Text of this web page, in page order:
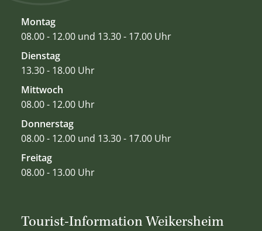
Montag
08.00 - 12.00 und 13.30 - 17.00 Uhr
Dienstag
13.30 - 18.00 Uhr
Mittwoch
08.00 - 12.00 Uhr
Donnerstag
08.00 - 12.00 und 13.30 - 17.00 Uhr
Freitag
08.00 - 13.00 Uhr
Tourist-Information Weikersheim